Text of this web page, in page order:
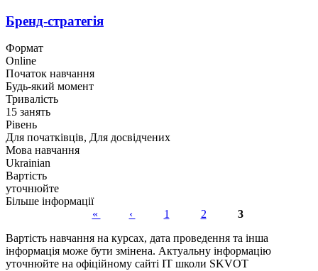
Бренд-стратегія
Формат
Online
Початок навчання
Будь-який момент
Тривалість
15 занять
Рівень
Для початківців, Для досвідчених
Мова навчання
Ukrainian
Вартість
уточнюйте
Більше інформації
Сторінки
« ‹ 1 2
3
Вартість навчання на курсах, дата проведення та інша
інформація може бути змінена. Актуальну інформацію
уточнюйте на офіційному сайті IT школи SKVOT